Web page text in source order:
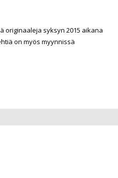
originaaleja syksyn 2015 aikana
on myös myynnissä